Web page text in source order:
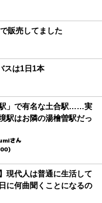
販売してました
スは1日1本
駅」で有名な土合駅……実
駅はお隣の湯檜曽駅だっ
さん
現代人は普通に生活して
に何曲聞くことになるの